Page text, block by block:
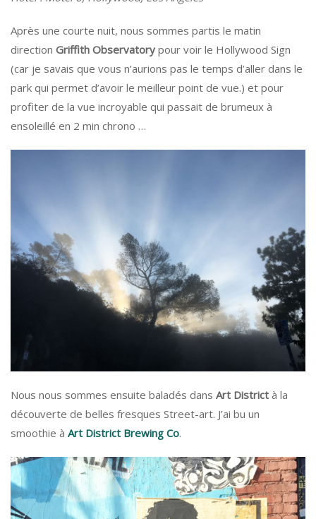
Après une courte nuit, nous sommes partis le matin
direction Griffith Observatory pour voir le Hollywood Sign
(car je savais que vous n’aurions pas le temps d’aller dans le
park qui permet d’avoir le meilleur point de vue.) et pour
profiter de la vue incroyable qui passait de brumeux à
ensoleillé en 2 min chrono …
Nous nous sommes ensuite baladés dans Art District à la
découverte de belles fresques Street-art. J’ai bu un
smoothie à Art District Brewing Co.